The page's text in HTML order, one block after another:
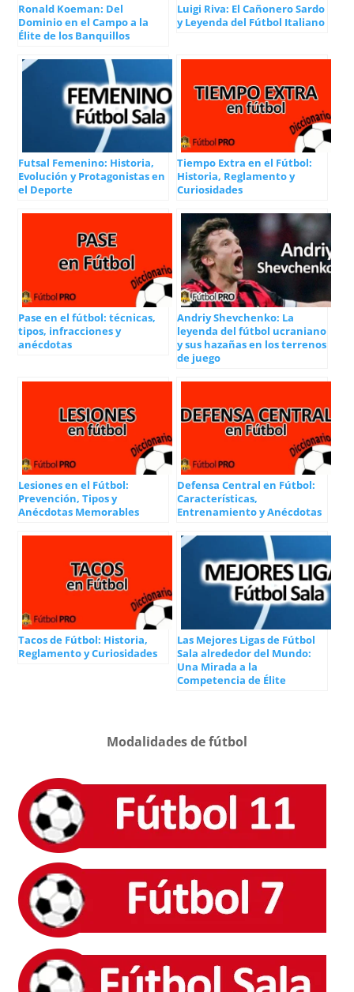
Ronald Koeman: Del
Dominio en el Campo a la
Élite de los Banquillos
Luigi Riva: El Cañonero Sardo
y Leyenda del Fútbol Italiano
Futsal Femenino: Historia,
Evolución y Protagonistas en
el Deporte
Tiempo Extra en el Fútbol:
Historia, Reglamento y
Curiosidades
Pase en el fútbol: técnicas,
tipos, infracciones y
anécdotas
Andriy Shevchenko: La
leyenda del fútbol ucraniano
y sus hazañas en los terrenos
de juego
Lesiones en el Fútbol:
Prevención, Tipos y
Anécdotas Memorables
Defensa Central en Fútbol:
Características,
Entrenamiento y Anécdotas
Tacos de Fútbol: Historia,
Reglamento y Curiosidades
Las Mejores Ligas de Fútbol
Sala alrededor del Mundo:
Una Mirada a la
Competencia de Élite
Modalidades de fútbol